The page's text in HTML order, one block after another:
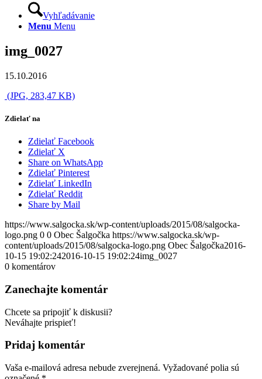
Vyhľadávanie
Menu Menu
img_0027
15.10.2016
(JPG, 283,47 KB)
Zdielať na
Zdielať Facebook
Zdielať X
Share on WhatsApp
Zdielať Pinterest
Zdielať LinkedIn
Zdielať Reddit
Share by Mail
https://www.salgocka.sk/wp-content/uploads/2015/08/salgocka-
logo.png 0 0 Obec Šalgočka https://www.salgocka.sk/wp-
content/uploads/2015/08/salgocka-logo.png Obec Šalgočka2016-
10-15 19:02:242016-10-15 19:02:24img_0027
0 komentárov
Zanechajte komentár
Chcete sa pripojiť k diskusii?
Neváhajte prispieť!
Pridaj komentár
Vaša e-mailová adresa nebude zverejnená. Vyžadované polia sú